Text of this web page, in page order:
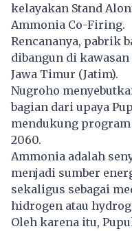
kelayakan Stand
Ammonia Co-Firing.
Rencananya, pabrik
dibangun di
Jawa Timur (Jatim).
Nugroho
bagian dari upaya
mendukung
2060.
Ammonia adalah
menjadi sumber
sekaligus sebagai
hidrogen atau
Oleh karena itu,